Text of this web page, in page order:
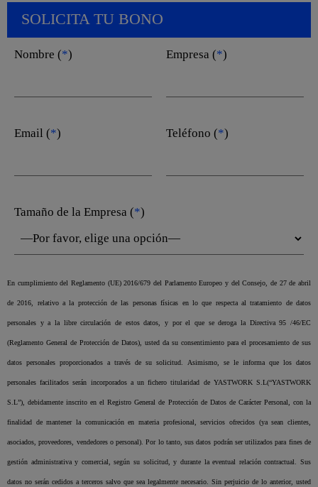
SOLICITA TU BONO
Nombre (*) Empresa (*)
Email (*) Teléfono (*)
Tamaño de la Empresa (*)
En cumplimiento del Reglamento (UE) 2016/679 del Parlamento Europeo y del Consejo, de 27 de abril
de 2016, relativo a la protección de las personas físicas en lo que respecta al tratamiento de datos
personales y a la libre circulación de estos datos, y por el que se deroga la Directiva 95 /46/EC
(Reglamento General de Protección de Datos), usted da su consentimiento para el procesamiento de sus
datos personales proporcionados a través de su solicitud. Asimismo, se le informa que los datos
personales facilitados serán incorporados a un fichero titularidad de YASTWORK S.L(“YASTWORK
S.L”), debidamente inscrito en el Registro General de Protección de Datos de Carácter Personal, con la
finalidad de mantener la comunicación en materia profesional, servicios ofrecidos (ya sean clientes,
asociados, proveedores, vendedores o personal). Por lo tanto, sus datos podrán ser utilizados para fines de
gestión administrativa y comercial, según su solicitud, y durante la eventual relación contractual. Sus
datos no serán cedidos a terceros salvo que sea legalmente necesario. Sin perjuicio de lo anterior, usted